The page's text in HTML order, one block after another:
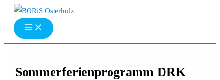
Zum
Inhalt
springen
Sommerferienprogramm DRK